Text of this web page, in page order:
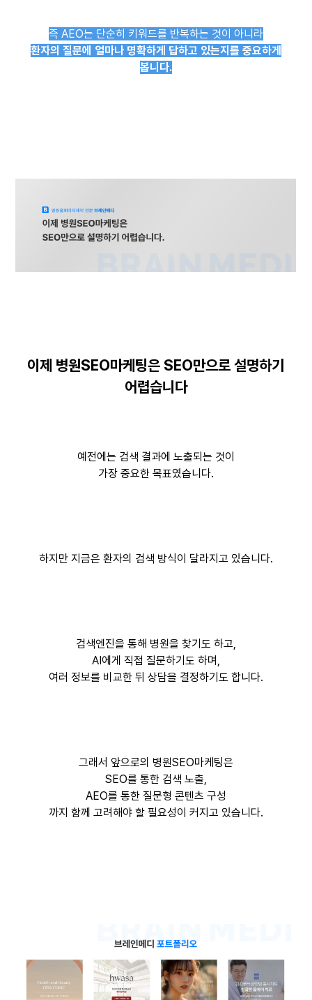
즉 AEO는 단순히 키워드를 반복하는 것이 아니라
환자의 질문에 얼마나 명확하게 답하고 있는지를 중요하게
봅니다.
이제 병원SEO마케팅은 SEO만으로 설명하기
어렵습니다
예전에는 검색 결과에 노출되는 것이
가장 중요한 목표였습니다.
하지만 지금은 환자의 검색 방식이 달라지고 있습니다.
검색엔진을 통해 병원을 찾기도 하고,
AI에게 직접 질문하기도 하며,
여러 정보를 비교한 뒤 상담을 결정하기도 합니다.
그래서 앞으로의 병원SEO마케팅은
SEO를 통한 검색 노출,
AEO를 통한 질문형 콘텐츠 구성
까지 함께 고려해야 할 필요성이 커지고 있습니다.